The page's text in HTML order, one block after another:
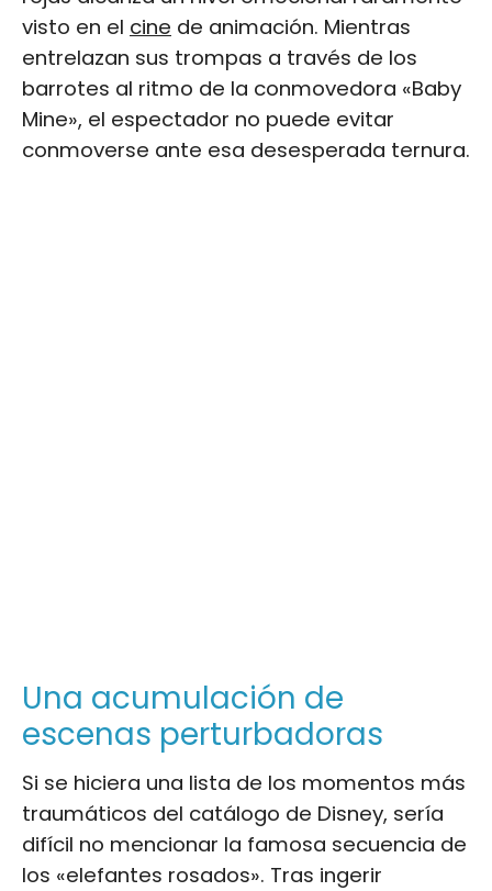
visto en el cine de animación. Mientras
entrelazan sus trompas a través de los
barrotes al ritmo de la conmovedora «Baby
Mine», el espectador no puede evitar
conmoverse ante esa desesperada ternura.
Una acumulación de
escenas perturbadoras
Si se hiciera una lista de los momentos más
traumáticos del catálogo de Disney, sería
difícil no mencionar la famosa secuencia de
los «elefantes rosados». Tras ingerir